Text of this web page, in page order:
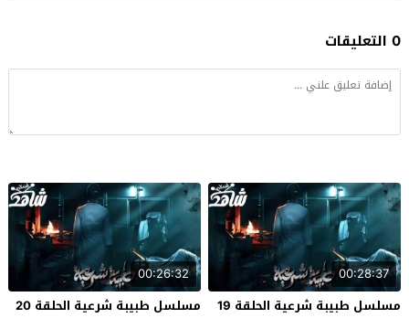
0 التعليقات
00:28:37
مسلسل طبيبة شرعية الحلقة 19
00:26:32
مسلسل طبيبة شرعية الحلقة 20